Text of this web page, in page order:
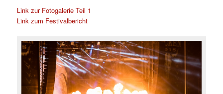
Link zur Fotogalerie Teil 1
Link zum Festivalbericht